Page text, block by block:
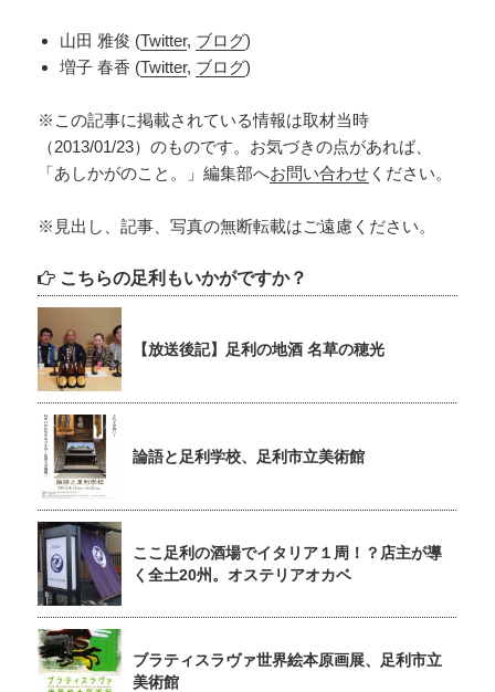
山田 雅俊 (Twitter, ブログ)
増子 春香 (Twitter, ブログ)
※この記事に掲載されている情報は取材当時
（2013/01/23）のものです。お気づきの点があれば、
「あしかがのこと。」編集部へお問い合わせ ください。
※見出し、記事、写真の無断転載はご遠慮ください。
こちらの足利もいかがですか？
【放送後記】足利の地酒 名草の穂光
論語と足利学校、足利市立美術館
ここ足利の酒場でイタリア１周！？店主が導
く全土20州。オステリアオカベ
ブラティスラヴァ世界絵本原画展、足利市立
美術館